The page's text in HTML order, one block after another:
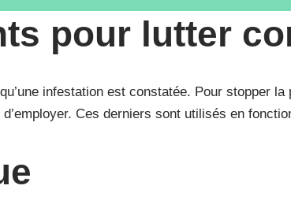
pour lutter
infestation est constatée. Pour stopper
Ces derniers sont utilisés en